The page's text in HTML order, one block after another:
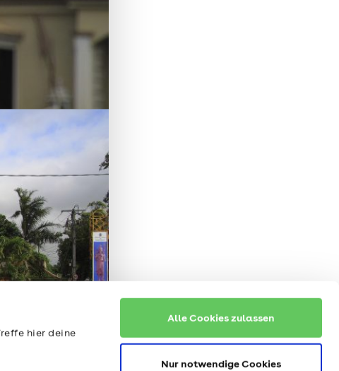
hier deine
Alle Cookies zulassen
Nur notwendige Cookies